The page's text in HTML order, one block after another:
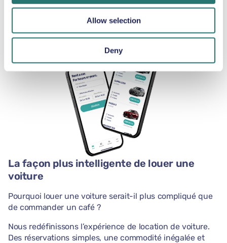
Allow selection
Deny
téléphone avec
La façon plus intelligente de louer une
voiture
Pourquoi louer une voiture serait-il plus compliqué que
de commander un café ?
Nous redéfinissons l’expérience de location de voiture.
Des réservations simples, une commodité inégalée et